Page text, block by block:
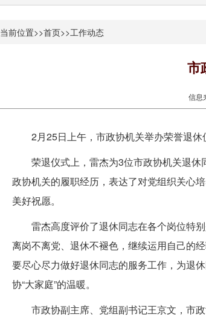
当前位置>>首页>>工作动态
市
信息
2月25日上午，市政协机关举办荣誉退休
荣退仪式上，雷杰为3位市政协机关退
政协机关的履职经历，表达了对党组织关心
美好祝愿。
雷杰高度评价了退休同志在各个岗位特
离岗不离党、退休不褪色，继续运用自己的
要尽心尽力做好退休同志的服务工作，为退
协“大家庭”的温暖。
市政协副主席、党组副书记王京文，市